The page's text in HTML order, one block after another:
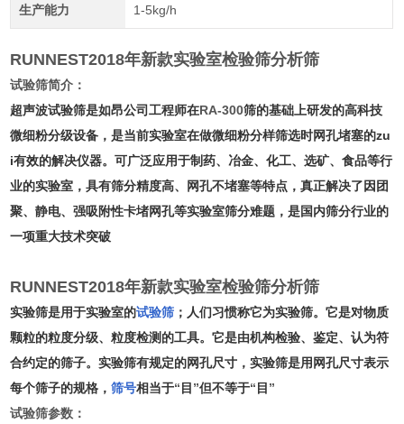
生产能力 1-5kg/h
RUNNEST2018年新款实验室检验筛分析筛
试验筛简介：
超声波试验筛是如昂公司工程师在RA-300筛的基础上研发的高科技
微细粉分级设备，是当前实验室在做微细粉分样筛选时网孔堵塞的zu
i有效的解决仪器。可广泛应用于制药、冶金、化工、选矿、食品等行
业的实验室，具有筛分精度高、网孔不堵塞等特点，真正解决了因团
聚、静电、强吸附性卡堵网孔等实验室筛分难题，是国内筛分行业的
一项重大技术突破
RUNNEST2018年新款实验室检验筛分析筛
实验筛是用于实验室的试验筛 ；人们习惯称它为实验筛。它是对物质
颗粒的粒度分级、粒度检测的工具。它是由机构检验、鉴定、认为符
合约定的筛子。实验筛有规定的网孔尺寸，实验筛是用网孔尺寸表示
每个筛子的规格，筛号相当于“ 目 ”但不等于“ 目 ”
试验筛参数：